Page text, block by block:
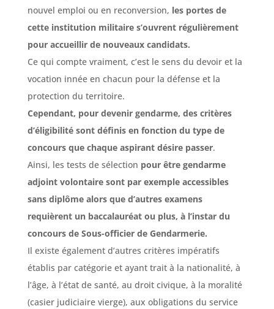
nouvel emploi ou en reconversion, les portes de
cette institution militaire s’ouvrent régulièrement
pour accueillir de nouveaux candidats.
Ce qui compte vraiment, c’est le sens du devoir et la
vocation innée en chacun pour la défense et la
protection du territoire.
Cependant, pour devenir gendarme, des critères
d’éligibilité sont définis en fonction du type de
concours que chaque aspirant désire passer.
Ainsi, les tests de sélection pour être gendarme
adjoint volontaire sont par exemple accessibles
sans diplôme alors que d’autres examens
requièrent un baccalauréat ou plus, à l’instar du
concours de Sous-officier de Gendarmerie.
Il existe également d’autres critères impératifs
établis par catégorie et ayant trait à la nationalité, à
l’âge, à l’état de santé, au droit civique, à la moralité
(casier judiciaire vierge), aux obligations du service